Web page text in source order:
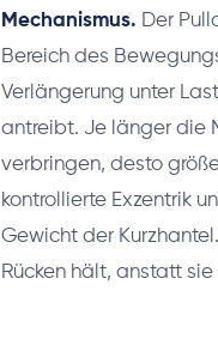
Mechanismus. Der
Bereich des
Verlängerung unter
antreibt. Je länger die
verbringen, desto
kontrollierte Exzentrik
Gewicht der
Rücken hält, anstatt